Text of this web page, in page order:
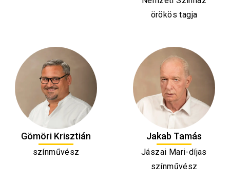
örökös tagja
Gömöri Krisztián
színművész
Jakab Tamás
Jászai Mari-díjas
színművész